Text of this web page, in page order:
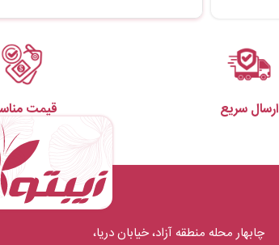
ارسال سریع قیمت
چابهار محله منطقه آزاد، خیابان دریا،